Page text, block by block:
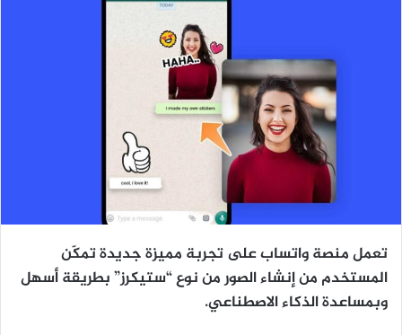
تعمل منصة واتساب على تجربة مميزة جديدة تمكّن
المستخدم من إنشاء الصور من نوع “ستيكرز” بطريقة أسهل
وبمساعدة الذكاء الاصطناعي.